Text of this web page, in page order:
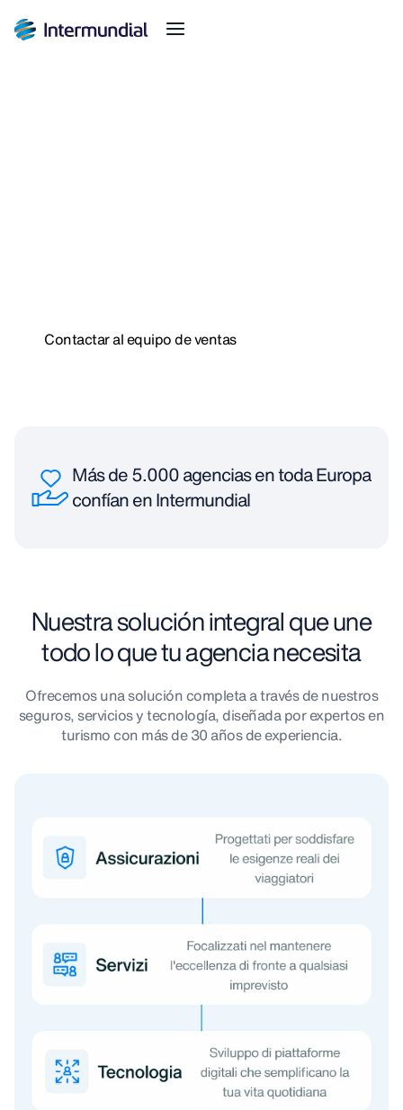
Contactar al equipo de ventas
Más de 5.000 agencias en toda Europa
confían en Intermundial
Nuestra solución integral que une
todo lo que tu agencia necesita
Ofrecemos una solución completa a través de nuestros
seguros, servicios y tecnología, diseñada por expertos en
turismo con más de 30 años de experiencia.